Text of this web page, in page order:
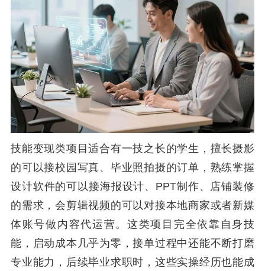
技能变现类项目适合有一技之长的学生，擅长摄影
的可以接校园写真、毕业照拍摄的订单，熟练掌握
设计软件的可以接海报设计、PPT制作、店铺装修
的需求，会剪辑视频的可以对接本地商家或者新媒
体账号做内容代运营。这类项目完全依靠自身技
能，启动成本几乎为零，接单过程中还能不断打磨
专业能力，后续毕业求职时，这些实操经历也能成